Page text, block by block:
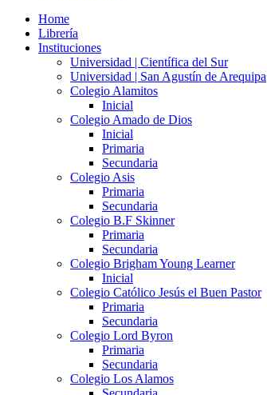
Home
Librería
Instituciones
Universidad | Científica del Sur
Universidad | San Agustín de Arequipa
Colegio Alamitos
Inicial
Colegio Amado de Dios
Inicial
Primaria
Secundaria
Colegio Asis
Primaria
Secundaria
Colegio B.F Skinner
Primaria
Secundaria
Colegio Brigham Young Learner
Inicial
Colegio Católico Jesús el Buen Pastor
Primaria
Secundaria
Colegio Lord Byron
Primaria
Secundaria
Colegio Los Alamos